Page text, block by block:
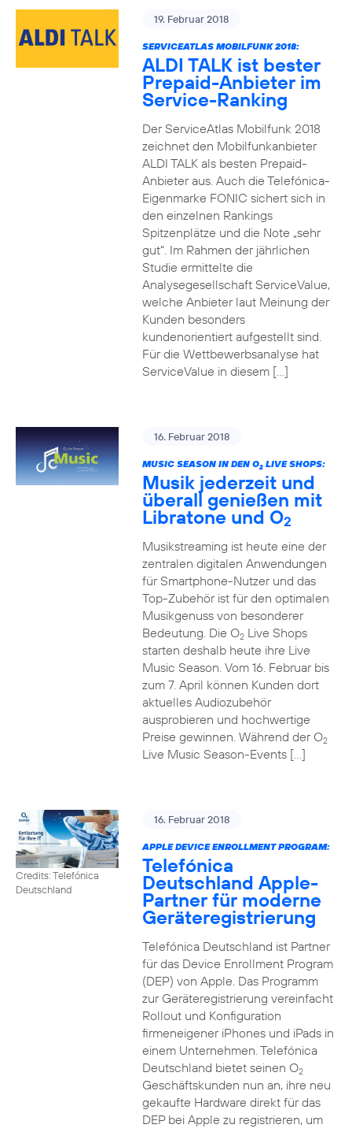
19. Februar 2018
SERVICEATLAS MOBILFUNK 2018:
ALDI TALK ist bester
Prepaid-Anbieter im
Service-Ranking
Der ServiceAtlas Mobilfunk 2018
zeichnet den Mobilfunkanbieter
ALDI TALK als besten Prepaid-
Anbieter aus. Auch die Telefónica-
Eigenmarke FONIC sichert sich in
den einzelnen Rankings
Spitzenplätze und die Note „sehr
gut“. Im Rahmen der jährlichen
Studie ermittelte die
Analysegesellschaft ServiceValue,
welche Anbieter laut Meinung der
Kunden besonders
kundenorientiert aufgestellt sind.
Für die Wettbewerbsanalyse hat
ServiceValue in diesem […]
16. Februar 2018
MUSIC SEASON IN DEN O2LIVE SHOPS:
Musik jederzeit und
überall genießen mit
Libratone und O2
Musikstreaming ist heute eine der
zentralen digitalen Anwendungen
für Smartphone-Nutzer und das
Top-Zubehör ist für den optimalen
Musikgenuss von besonderer
Bedeutung. Die O2Live Shops
starten deshalb heute ihre Live
Music Season. Vom 16. Februar bis
zum 7. April können Kunden dort
aktuelles Audiozubehör
ausprobieren und hochwertige
Preise gewinnen. Während der O2
Live Music Season-Events […]
Credits: Telefónica
Deutschland
16. Februar 2018
APPLE DEVICE ENROLLMENT PROGRAM:
Telefónica
Deutschland Apple-
Partner für moderne
Geräteregistrierung
Telefónica Deutschland ist Partner
für das Device Enrollment Program
(DEP) von Apple. Das Programm
zur Geräteregistrierung vereinfacht
Rollout und Konfiguration
firmeneigener iPhones und iPads in
einem Unternehmen. Telefónica
Deutschland bietet seinen O2
Geschäftskunden nun an, ihre neu
gekaufte Hardware direkt für das
DEP bei Apple zu registrieren, um